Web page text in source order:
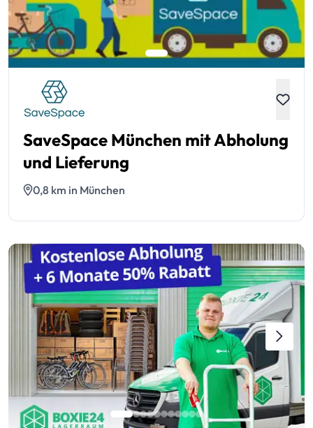
SaveSpace München mit Abholung
und Lieferung
0,8 km in München